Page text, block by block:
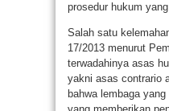
prosedur hukum
Salah satu
17/2013 menurut
terwadahinya asas
yakni asas contrario
bahwa lembaga